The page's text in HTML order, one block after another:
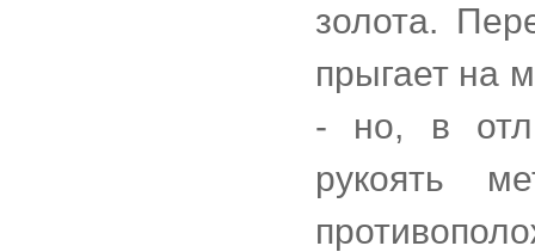
золота.
прыгает на
- но, в
рукоять